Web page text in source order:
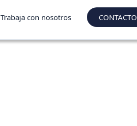
Trabaja con nosotros CONTACTO